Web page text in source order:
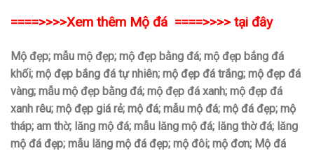
====>>>>Xem thêm Mộ đá ====>>>> tại đây
Mộ đẹp; mẫu mộ đẹp; mộ đẹp bằng đá; mộ đẹp bắng đá
khối; mộ đẹp bắng đá tự nhiên; mộ đẹp đá trắng; mộ đẹp đá
vàng; mẫu mộ đẹp bằng đá; mộ đẹp đá xanh; mộ đẹp đá
xanh rêu; mộ đẹp giá rẻ; mộ đá; mẫu mộ đá; mộ đá đẹp; mộ
tháp; am thờ; lăng mộ đá; mẫu lăng mộ đá; lăng thờ đá; lăng
mộ đá đẹp; mẫu lăng mộ đá đẹp; mộ đôi; mộ đơn; Mộ đá